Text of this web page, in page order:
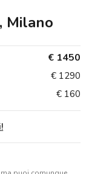
Milano
€ 1450
€ 1290
€ 160
!